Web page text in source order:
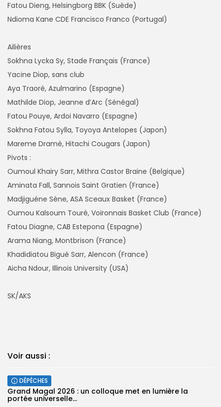
Fatou Dieng, Helsingborg BBK (Suède)
Ndioma Kane CDE Francisco Franco (Portugal)
Ailières
Sokhna Lycka Sy, Stade Français (France)
Yacine Diop, sans club
Aya Traoré, Azulmarino (Espagne)
Mathilde Diop, Jeanne d’Arc (Sénégal)
Fatou Pouye, Ardoi Navarro (Espagne)
Sokhna Fatou Sylla, Toyoya Antelopes (Japon)
Mareme Dramé, Hitachi Cougars (Japon)
Pivots :
Oumoul Khairy Sarr, Mithra Castor Braine (Belgique)
Aminata Fall, Sannois Saint Gratien (France)
Madjiguéne Sène, ASA Sceaux Basket (France)
Oumou Kalsoum Touré, Voironnais Basket Club (France)
Fatou Diagne, CAB Estepona (Espagne)
Arama Niang, Montbrison (France)
Khadidiatou Bigué Sarr, Alencon (France)
Aicha Ndour, Illinois University (USA)
SK/AKS
Voir aussi :
DÉPÊCHES
Grand Magal 2026 : un colloque met en lumière la
portée universelle...